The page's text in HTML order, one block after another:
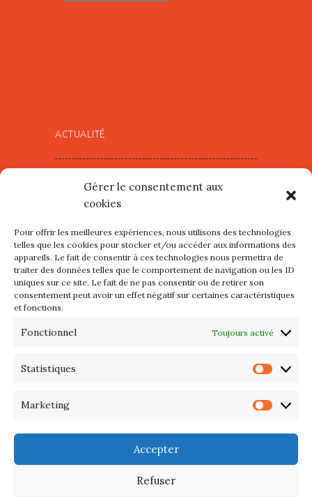
Gérer le consentement aux
cookies
Pour offrir les meilleures expériences, nous utilisons des technologies
telles que les cookies pour stocker et/ou accéder aux informations des
appareils. Le fait de consentir à ces technologies nous permettra de
traiter des données telles que le comportement de navigation ou les ID
uniques sur ce site. Le fait de ne pas consentir ou de retirer son
consentement peut avoir un effet négatif sur certaines caractéristiques
et fonctions.
Fonctionnel Toujours activé
Statistiques
Marketing
Accepter
Refuser
ACTUALITÉ
mercredi 12 et jeudi 13 août
2026
Les petits formats du Port
d’Orange : Mercredi 22 juillet de
10h à 20h
2026 – Maison du Phare de
d’artistes – 13 et 14 Septembre